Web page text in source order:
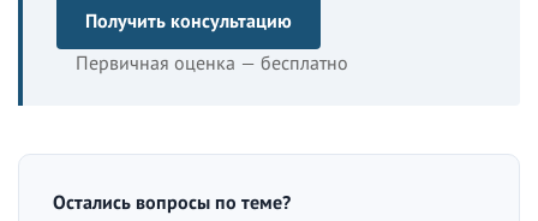
Получить консультацию
Первичная оценка — бесплатно
Остались вопросы по теме?